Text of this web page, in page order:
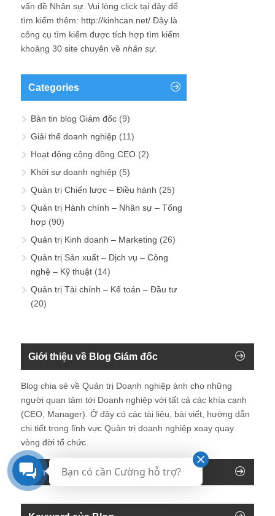
vấn đề Nhân sự . Vui lòng click tại đây để
tìm kiếm thêm: http://kinhcan.net/ Đây là
công cụ tìm kiếm được tích hợp tìm kiếm
khoảng 30 site chuyên về nhân sự.
Categories
Bản tin blog Giám đốc (9)
Giải thể doanh nghiệp (11)
Hoạt động cộng đồng CEO (2)
Khởi sự doanh nghiệp (5)
Quản trị Chiến lược – Điều hành (25)
Quản trị Hành chính – Nhân sự – Tổng
hợp (90)
Quản trị Kinh doanh – Marketing (26)
Quản trị Sản xuất – Dịch vụ – Công
nghệ – Kỹ thuật (14)
Quản trị Tài chính – Kế toán – Đầu tư
(20)
Giới thiệu về Blog Giám đốc
Blog chia sẻ về Quản trị Doanh nghiệp ành cho những
người quan tâm tới Doanh nghiệp với tất cả các khía cạnh
(CEO, Manager). Ở đây có các tài liệu, bài viết, hướng dẫn
chi tiết trong lĩnh vực Quản trị doanh nghiệp xoay quay
vòng đời tổ chức.
Tìm kiếm trên blog
Bạn có cần Cường hỗ trợ?